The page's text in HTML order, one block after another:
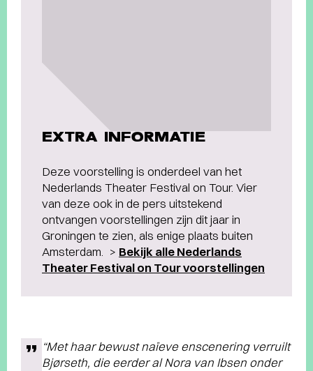
EXTRA INFORMATIE
Deze voorstelling is onderdeel van het
Nederlands Theater Festival on Tour. Vier
van deze ook in de pers uitstekend
ontvangen voorstellingen zijn dit jaar in
Groningen te zien, als enige plaats buiten
Amsterdam. > Bekijk alle Nederlands
Theater Festival on Tour voorstellingen
“Met haar bewust naïeve enscenering verruilt
Bjørseth, die eerder al Nora van Ibsen onder